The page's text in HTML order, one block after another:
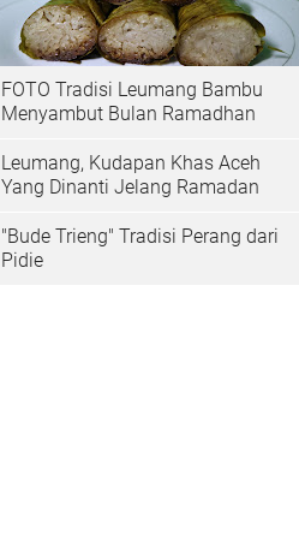
FOTO Tradisi Leumang Bambu
Menyambut Bulan Ramadhan
Leumang, Kudapan Khas Aceh
Yang Dinanti Jelang Ramadan
"Bude Trieng" Tradisi Perang dari
Pidie